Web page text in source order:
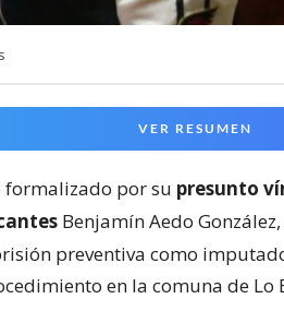
VER RESUMEN
formalizado por su presunto
Benjamín Aedo
preventiva como
en la comuna de Lo